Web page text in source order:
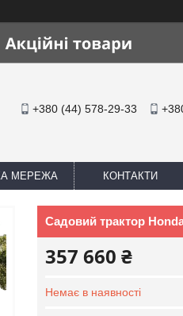
+380 (44) 578-29-33
МЕРЕЖА КОНТАКТИ
Садовий трактор
357 660 ₴
Немає в наявності